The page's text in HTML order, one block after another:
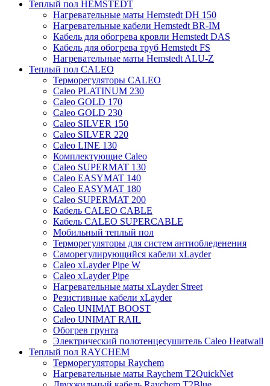
Теплый пол HEMSTEDT
Нагревательные маты Hemstedt DH 150
Нагревательные кабели Hemstedt BR-IM
Кабель для обогрева кровли Hemstedt DAS
Кабель для обогрева труб Hemstedt FS
Нагревательные маты Hemstedt ALU-Z
Теплый пол CALEO
Терморегуляторы CALEO
Caleo PLATINUM 230
Caleo GOLD 170
Caleo GOLD 230
Caleo SILVER 150
Caleo SILVER 220
Caleo LINE 130
Комплектующие Caleo
Caleo SUPERMAT 130
Caleo EASYMAT 140
Caleo EASYMAT 180
Caleo SUPERMAT 200
Кабель CALEO CABLE
Кабель CALEO SUPERCABLE
Мобильный теплый пол
Терморегуляторы для систем антиобледенения
Саморегулирующийся кабели xLayder
Caleo xLayder Pipe W
Caleo xLayder Pipe
Нагревательные маты xLayder Street
Резистивные кабели xLayder
Caleo UNIMAT BOOST
Caleo UNIMAT RAIL
Обогрев грунта
Электрический полотенцесушитель Caleo Heatwall
Теплый пол RAYCHEM
Терморегуляторы Raychem
Нагревательные маты Raychem T2QuickNet